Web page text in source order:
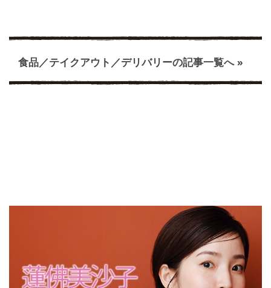
食品／テイクアウト／デリバリーの記事一覧へ »